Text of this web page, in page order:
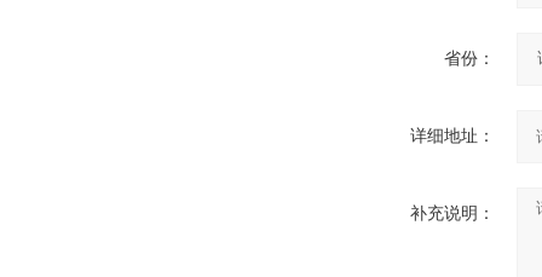
省份：
详细地址：
补充说明：